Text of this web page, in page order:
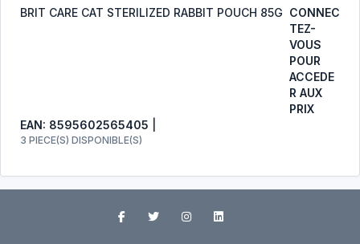
BRIT CARE CAT STERILIZED RABBIT POUCH 85G CONNEC
TEZ-
VOUS
POUR
ACCEDE
R AUX
PRIX
EAN: 8595602565405
3 PIECE(S) DISPONIBLE(S)